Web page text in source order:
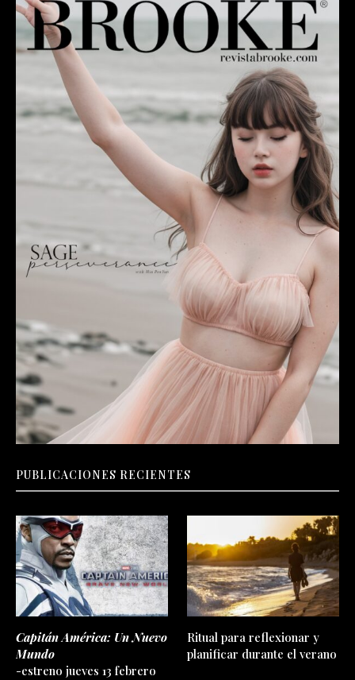
PUBLICACIONES RECIENTES
Capitán América: Un Nuevo
Mundo
-estreno jueves 13 febrero
Ritual para reflexionar y
planificar durante el verano